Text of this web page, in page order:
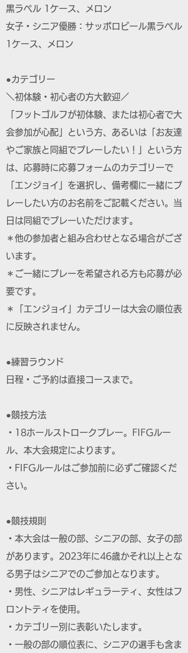
黒ラベル 1ケース、メロン
女子・シニア優勝：サッポロビール黒ラベル
1ケース、メロン
●カテゴリー
＼初体験・初心者の方大歓迎／
「フットゴルフが初体験、または初心者で大
会参加が心配」という方、あるいは「お友達
やご家族と同組でプレーしたい！」という方
は、応募時に応募フォームのカテゴリーで
「エンジョイ」を選択し、備考欄に一緒にプ
レーしたい方のお名前をご記載ください。当
日は同組でプレーいただけます。
＊他の参加者と組み合わせとなる場合がござ
います。
＊ご一緒にプレーを希望される方も応募が必
要です。
＊「エンジョイ」カテゴリーは大会の順位表
に反映されません。
●練習ラウンド
日程・ご予約は直接コースまで。
●競技方法
・18ホールストロークプレー。FIFGルー
ル、本大会規定によります。
・FIFGルールはご参加前に必ずご確認くだ
さい。
●競技規則
・本大会は一般の部、シニアの部、女子の部
があります。2023年に46歳かそれ以上とな
る男子はシニアでのご参加となります。
・男性、シニアはレギュラーティ、女性はフ
ロントティを使用。
・カテゴリー別に表彰いたします。
・一般の部の順位表に、シニアの選手も含ま